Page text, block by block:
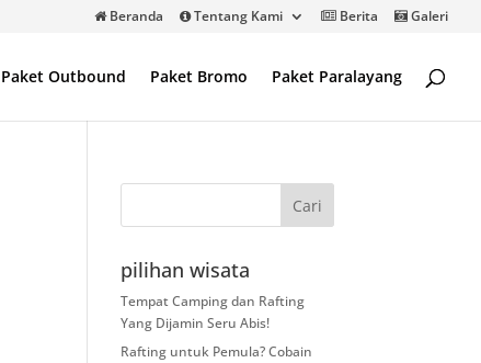
Beranda Tentang Kami Berita Galeri
Paket Outbound Paket Bromo Paket Paralayang
pilihan wisata
Tempat Camping dan Rafting
Yang Dijamin Seru Abis!
Rafting untuk Pemula? Cobain